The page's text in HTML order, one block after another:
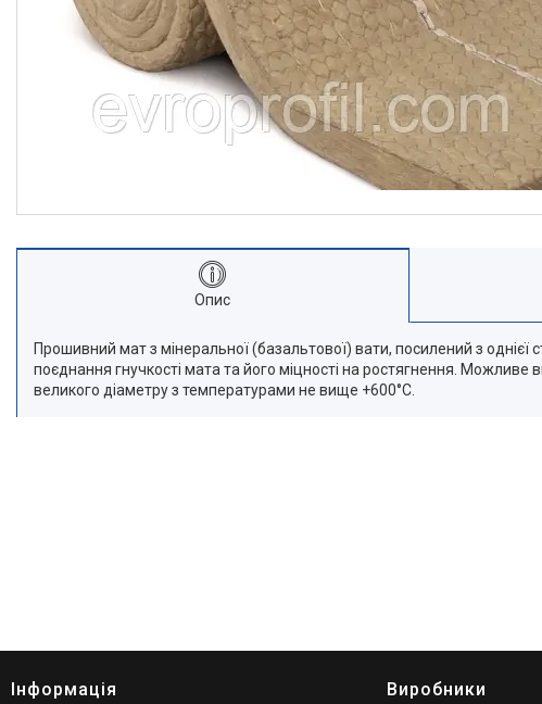
Опис
Прошивний мат з мінеральної (базальтової) вати, посилений з
поєднання гнучкості мата та його міцності на ростягнення. Можливе
великого діаметру з температурами не вище +600°С.
Інформація Виробники